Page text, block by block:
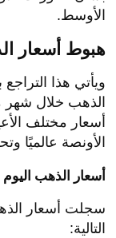
الأوسط.
هبوط أسعار
ويأتي هذا
الذهب خلال شهر
أسعار مختلف
الأونصة عالميًا
أسعار الذهب
سجلت أسعار
التالية: